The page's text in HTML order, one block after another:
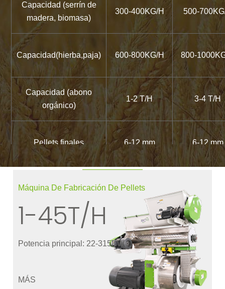
Capacidad (serrín de
madera, biomasa)
300-400KG/H 500-
Capacidad(hierba,paja) 600-800KG/H 800-
Capacidad (abono
orgánico)
1-2 T/H 3-4 T/H
Pellets finales 6-12 mm 6-12 mm
Peso (KG) 2500
Dimensiones (mm) 2200*900*1300
Máquina De Fabricación De Pellets
1-45T/H
Potencia principal: 22-315KW
MÁS